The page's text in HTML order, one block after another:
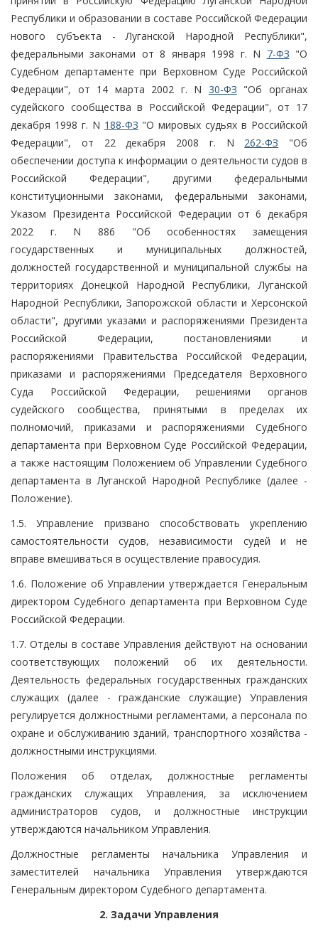
Республики и образовании в составе Российской Федерации
нового субъекта - Луганской Народной Республики",
федеральными законами от 8 января 1998 г. N 7-ФЗ "О
Судебном департаменте при Верховном Суде Российской
Федерации", от 14 марта 2002 г. N 30-ФЗ "Об органах
судейского сообщества в Российской Федерации", от 17
декабря 1998 г. N 188-ФЗ "О мировых судьях в Российской
Федерации", от 22 декабря 2008 г. N 262-ФЗ "Об
обеспечении доступа к информации о деятельности судов в
Российской Федерации", другими федеральными
конституционными законами, федеральными законами,
Указом Президента Российской Федерации от 6 декабря
2022 г. N 886 "Об особенностях замещения
государственных и муниципальных должностей,
должностей государственной и муниципальной службы на
территориях Донецкой Народной Республики, Луганской
Народной Республики, Запорожской области и Херсонской
области", другими указами и распоряжениями Президента
Российской Федерации, постановлениями и
распоряжениями Правительства Российской Федерации,
приказами и распоряжениями Председателя Верховного
Суда Российской Федерации, решениями органов
судейского сообщества, принятыми в пределах их
полномочий, приказами и распоряжениями Судебного
департамента при Верховном Суде Российской Федерации,
а также настоящим Положением об Управлении Судебного
департамента в Луганской Народной Республике (далее -
Положение).
1.5. Управление призвано способствовать укреплению
самостоятельности судов, независимости судей и не
вправе вмешиваться в осуществление правосудия.
1.6. Положение об Управлении утверждается Генеральным
директором Судебного департамента при Верховном Суде
Российской Федерации.
1.7. Отделы в составе Управления действуют на основании
соответствующих положений об их деятельности.
Деятельность федеральных государственных гражданских
служащих (далее - гражданские служащие) Управления
регулируется должностными регламентами, а персонала по
охране и обслуживанию зданий, транспортного хозяйства -
должностными инструкциями.
Положения об отделах, должностные регламенты
гражданских служащих Управления, за исключением
администраторов судов, и должностные инструкции
утверждаются начальником Управления.
Должностные регламенты начальника Управления и
заместителей начальника Управления утверждаются
Генеральным директором Судебного департамента.
2. Задачи Управления